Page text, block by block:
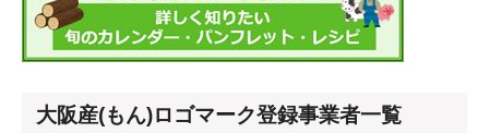
大阪産(もん)ロゴマーク登録事業者一覧